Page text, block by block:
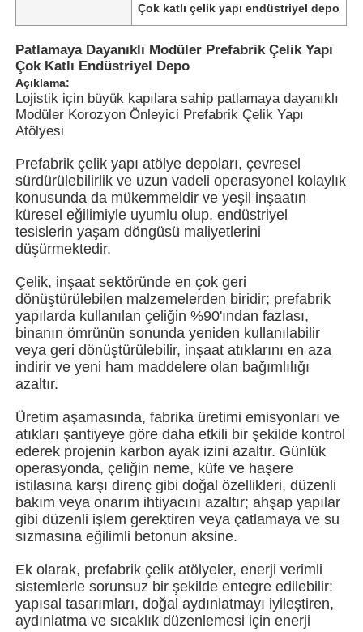
Ana sayfa
Ürünler
Hakkımızda
Fabrika turu
Kalite kontrol
Bize ulaşın
Haberler
Tüm servis talepleri
Teklif isteği
Çok katlı çelik yapı endüstriyel depo
Patlamaya Dayanıklı Modüler Prefabrik Çelik Yapı
Çok Katlı Endüstriyel Depo
Açıklama:
Lojistik için büyük kapılara sahip patlamaya dayanıklı
Modüler Korozyon Önleyici Prefabrik Çelik Yapı
Atölyesi
Prefabrik çelik yapı atölye depoları, çevresel
sürdürülebilirlik ve uzun vadeli operasyonel kolaylık
konusunda da mükemmeldir ve yeşil inşaatın
küresel eğilimiyle uyumlu olup, endüstriyel
tesislerin yaşam döngüsü maliyetlerini
düşürmektedir.
Çelik, inşaat sektöründe en çok geri
dönüştürülebilen malzemelerden biridir; prefabrik
yapılarda kullanılan çeliğin %90'ından fazlası,
binanın ömrünün sonunda yeniden kullanılabilir
veya geri dönüştürülebilir, inşaat atıklarını en aza
indirir ve yeni ham maddelere olan bağımlılığı
azaltır.
Üretim aşamasında, fabrika üretimi emisyonları ve
atıkları şantiyeye göre daha etkili bir şekilde kontrol
ederek projenin karbon ayak izini azaltır. Günlük
operasyonda, çeliğin neme, küfe ve haşere
istilasına karşı direnç gibi doğal özellikleri, düzenli
bakım veya onarım ihtiyacını azaltır; ahşap yapılar
gibi düzenli işlem gerektiren veya çatlamaya ve su
sızmasına eğilimli betonun aksine.
Ek olarak, prefabrik çelik atölyeler, enerji verimli
sistemlerle sorunsuz bir şekilde entegre edilebilir:
yapısal tasarımları, doğal aydınlatmayı iyileştiren,
aydınlatma ve sıcaklık düzenlemesi için enerji